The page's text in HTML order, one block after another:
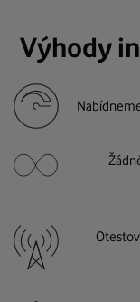
Výhody